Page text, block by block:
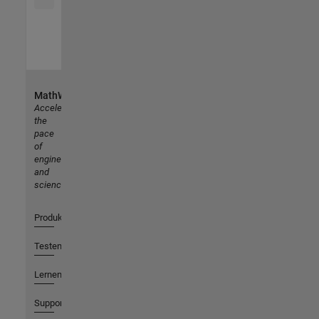
MathWorks
Accelerating
the
pace
of
engineering
and
science
Produkte
Testen oder Kaufen
Lernen
Support